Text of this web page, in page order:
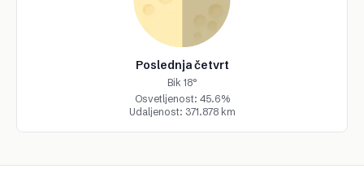
Poslednja četvrt
Bik 18°
Osvetljenost: 45.6%
Udaljenost: 371.878 km